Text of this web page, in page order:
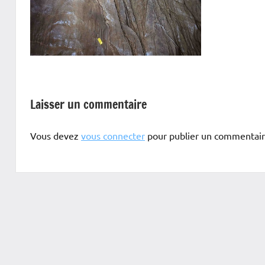
Laisser un commentaire
Vous devez vous connecter pour publier un